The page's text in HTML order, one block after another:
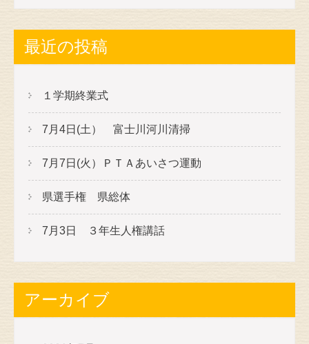
最近の投稿
１学期終業式
7月4日(土） 富士川河川清掃
7月7日(火）ＰＴＡあいさつ運動
県選手権 県総体
7月3日 ３年生人権講話
アーカイブ